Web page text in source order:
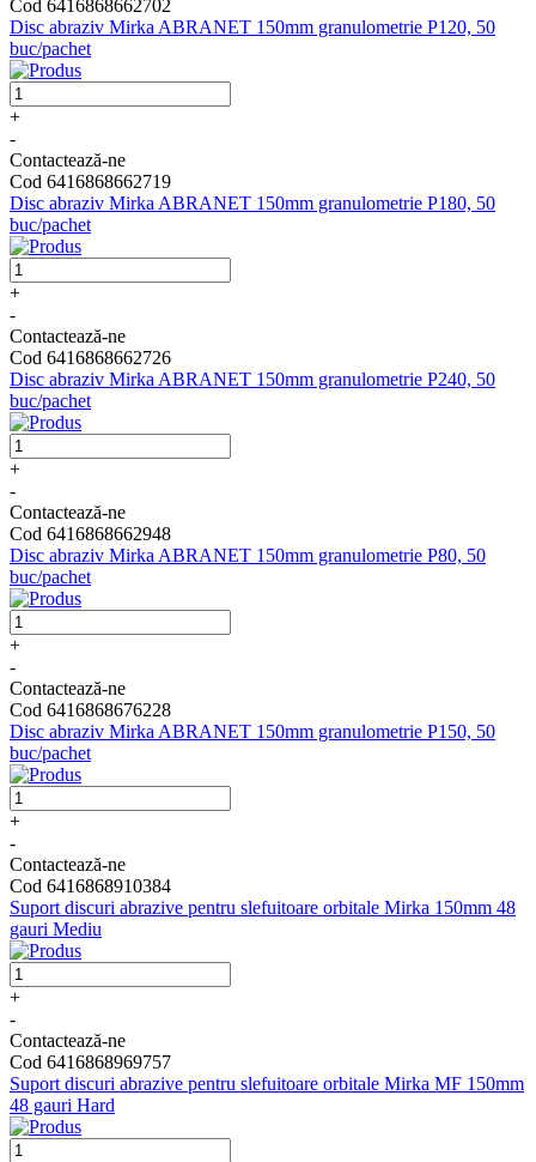
Cod 6416868662702
Disc abraziv Mirka ABRANET 150mm granulometrie P120, 50
buc/pachet
+
-
Contactează-ne
Cod 6416868662719
Disc abraziv Mirka ABRANET 150mm granulometrie P180, 50
buc/pachet
+
-
Contactează-ne
Cod 6416868662726
Disc abraziv Mirka ABRANET 150mm granulometrie P240, 50
buc/pachet
+
-
Contactează-ne
Cod 6416868662948
Disc abraziv Mirka ABRANET 150mm granulometrie P80, 50
buc/pachet
+
-
Contactează-ne
Cod 6416868676228
Disc abraziv Mirka ABRANET 150mm granulometrie P150, 50
buc/pachet
+
-
Contactează-ne
Cod 6416868910384
Suport discuri abrazive pentru slefuitoare orbitale Mirka 150mm 48
gauri Mediu
+
-
Contactează-ne
Cod 6416868969757
Suport discuri abrazive pentru slefuitoare orbitale Mirka MF 150mm
48 gauri Hard